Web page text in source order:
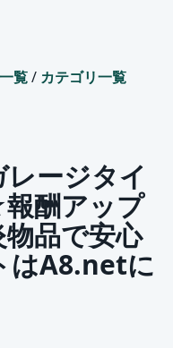
覧/ カテゴリ一覧
ージタイ
酬アップ
品で安心
はA8.netに